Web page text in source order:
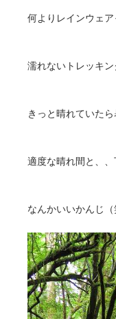
何よりレインウェ
濡れないトレッキン
きっと晴れていたら
適度な晴れ間と、、
なんかいいかんじ（